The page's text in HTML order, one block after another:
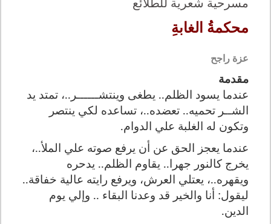
مسرحية شعرية للطلائع
محكمةُ الغابةِ
عزة راجح
مقدمة
عندما يسود الظلم.. يطغى وينتشــــــر..، تمتد يد
الشــر تحميه.. تعضده..، تساعده لكي ينتصر
وتكون له الغلبة علي الدوام.
عندما يعجز الحق عن أن يرفع صوته علي الملأ..،
يخرج كالنور جهرا.. يقاوم الظلم.. يدحره
ويقهره..، يعتلي العرش، ويرفع رايته عالية خفاقة..
ليقول: أنا والخير قد وعدنا البقاء .. وإلي يوم
الدين.